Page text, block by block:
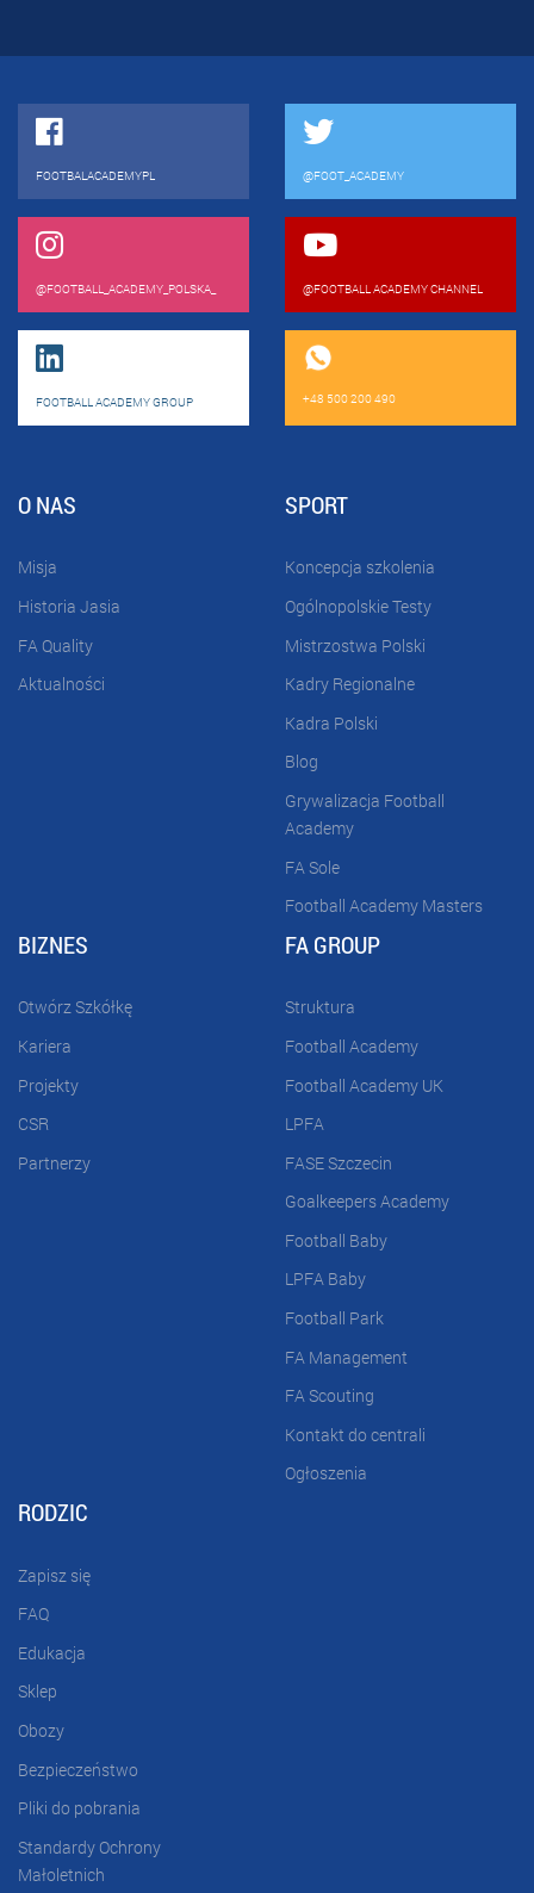
FOOTBALACADEMYPL @FOOT_ACADEMY
@FOOTBALL_ACADEMY_POLSKA_ @FOOTBALL ACADEMY CHANNEL
FOOTBALL ACADEMY GROUP +48 500 200 490
O NAS
Misja
Historia Jasia
FA Quality
Aktualności
SPORT
Koncepcja szkolenia
Ogólnopolskie Testy
Mistrzostwa Polski
Kadry Regionalne
Kadra Polski
Blog
Grywalizacja Football
Academy
FA Sole
Football Academy Masters
BIZNES
Otwórz Szkółkę
Kariera
Projekty
CSR
Partnerzy
FA GROUP
Struktura
Football Academy
Football Academy UK
LPFA
FASE Szczecin
Goalkeepers Academy
Football Baby
LPFA Baby
Football Park
FA Management
FA Scouting
Kontakt do centrali
Ogłoszenia
RODZIC
Zapisz się
FAQ
Edukacja
Sklep
Obozy
Bezpieczeństwo
Pliki do pobrania
Standardy Ochrony
Małoletnich